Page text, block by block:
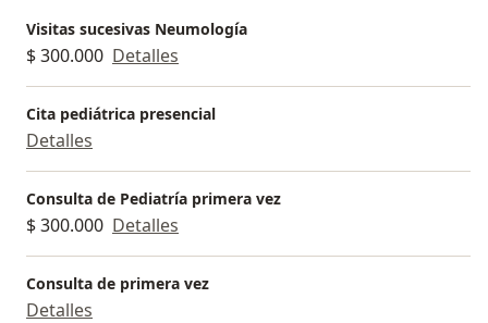
Visitas sucesivas Neumología
$ 300.000 Detalles
Cita pediátrica presencial
Detalles
Consulta de Pediatría primera vez
$ 300.000 Detalles
Consulta de primera vez
Detalles